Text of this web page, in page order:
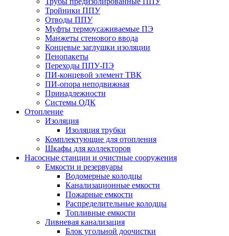
Тройники ППУ
Отводы ППУ
Муфты термоусаживаемые ПЭ
Манжеты стенового ввода
Концевые заглушки изоляции
Пенопакеты
Переходы ППУ-ПЭ
ПИ-концевой элемент ТВК
ПИ-опора неподвижная
Принадлежности
Системы ОДК
Отопление
Изоляция
Изоляция трубки
Комплектующие для отопления
Шкафы для коллекторов
Насосные станции и очистные сооружения
Емкости и резервуары
Водомерные колодцы
Канализационные емкости
Пожарные емкости
Распределительные колодцы
Топливные емкости
Ливневая канализация
Блок угольной доочистки